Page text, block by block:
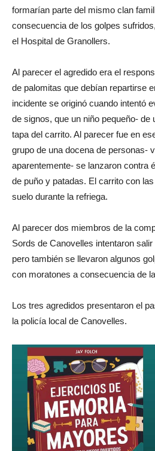
formarían parte del mismo clan
consecuencia de los golpes
el Hospital de Granollers.
Al parecer el agredido era el
de palomitas que debían repartirse
incidente se originó cuando intentó
de signos, que un niño pequeño-
tapa del carrito. Al parecer fue en
grupo de una docena de personas-
aparentemente- se lanzaron contra
de puño y patadas. El carrito con
suelo durante la refriega.
Al parecer dos miembros de la
Sords de Canovelles intentaron
pero también se llevaron algunos
con moratones a consecuencia de
Los tres agredidos presentaron el
la policía local de Canovelles.